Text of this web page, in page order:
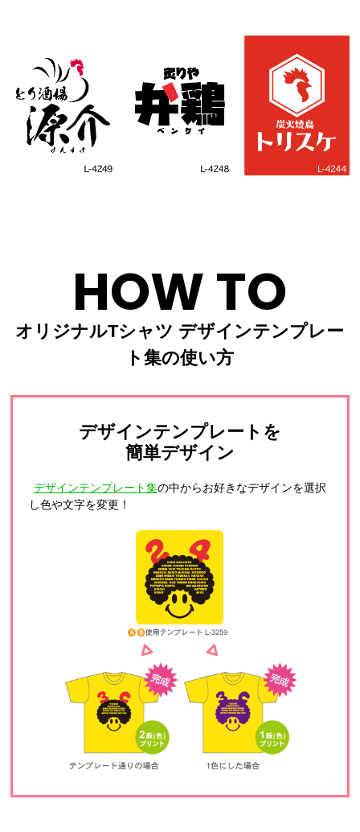
HOW TO
オリジナルTシャツ デザインテンプレー
ト集の使い方
デザインテンプレートを
簡単デザイン
デザインテンプレート集の中からお好きなデザインを選択
し色や文字を変更！